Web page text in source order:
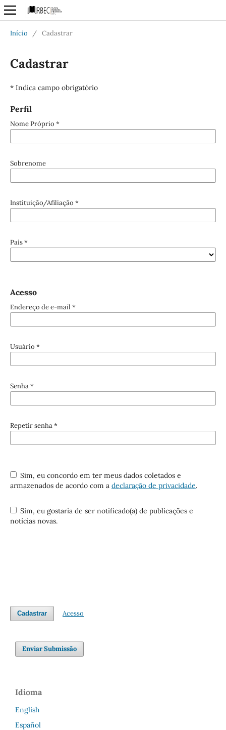
Início / Cadastrar
Cadastrar
* Indica campo obrigatório
Perfil
Nome Próprio *
Sobrenome
Instituição/Afiliação *
País*
Acesso
Endereço de e-mail *
Usuário *
Senha*
Repetir senha*
Sim, eu concordo em ter meus dados coletados e
armazenados de acordo com a declaração de privacidade.
Sim, eu gostaria de ser notificado(a) de publicações e
notícias novas.
Cadastrar Acesso
Enviar Submissão
Idioma
English
Español